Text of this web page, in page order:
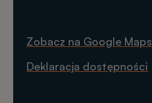
Zobacz na Google Maps
Deklaracja dostępności